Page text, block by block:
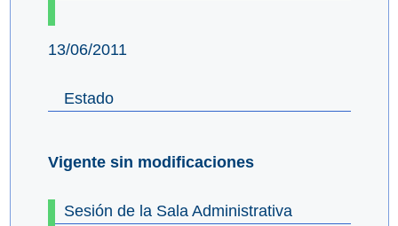
13/06/2011
Estado
Vigente sin modificaciones
Sesión de la Sala Administrativa